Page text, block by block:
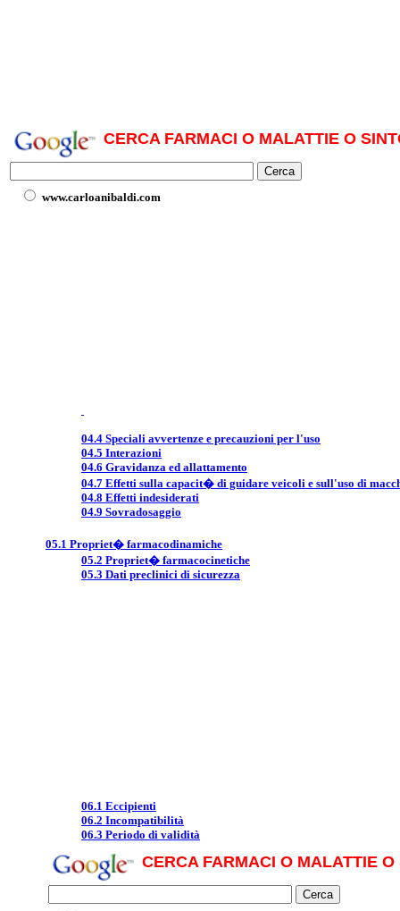
CERCA FARMACI O MALATTIE O
www.carloanibaldi.com
04.4 Speciali avvertenze e precauzioni per l'uso
04.5 Interazioni
04.6 Gravidanza ed allattamento
04.7 Effetti sulla capacit� di guidare veicoli e sull'uso di
04.8 Effetti indesiderati
04.9 Sovradosaggio
05.1 Propriet� farmacodinamiche
05.2 Propriet� farmacocinetiche
05.3 Dati preclinici di sicurezza
06.1 Eccipienti
06.2 Incompatibilità
06.3 Periodo di validità
CERCA FARMACI O MALATTIE